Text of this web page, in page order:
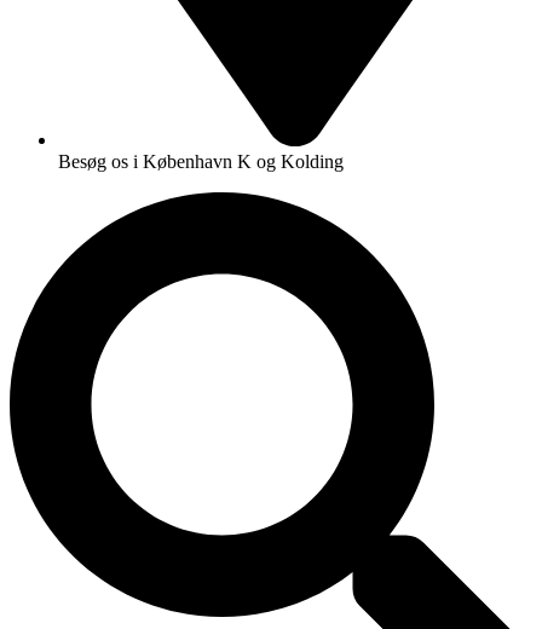
Besøg os i København K og Kolding